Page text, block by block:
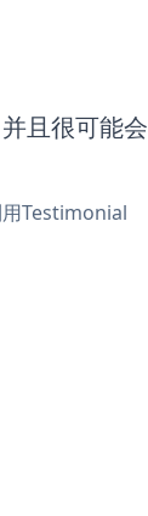
且很可能会
Testimonial